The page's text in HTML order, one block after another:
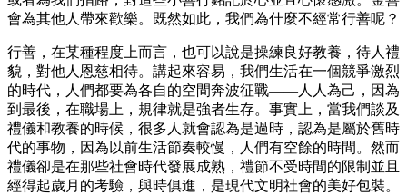
會為其他人帶來歡樂。既然如此，我們為什麼不經常行善呢？
行善，在某種程度上而言，也可以說是操練良好教養，待人禮
貌，對他人恩慈相待。講起來容易，我們生活在一個競爭激烈
的時代，人們都要為各自的空間奔波征戰——人人為己，因為
到最後，在職場上，規律就是強者生存。事實上，當我們談及
禮儀和教養的時候，很多人就會認為是過時，認為是屬於舊時
代的事物，因為以前生活節奏較慢，人們有空餘的時間。然而
禮儀卻是在那些社會時代發展成熟，禮節不受時間的限制並且
經得起歲⽉的考驗，與時俱進，是現代文明社會的美好包裝。